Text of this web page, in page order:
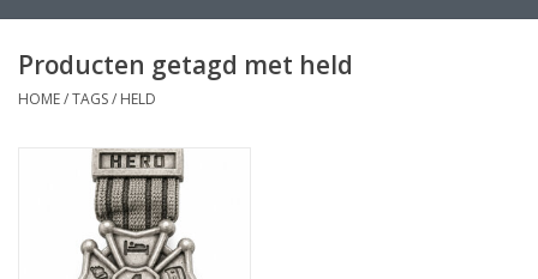
Producten getagd met held
HOME/TAGS/ HELD